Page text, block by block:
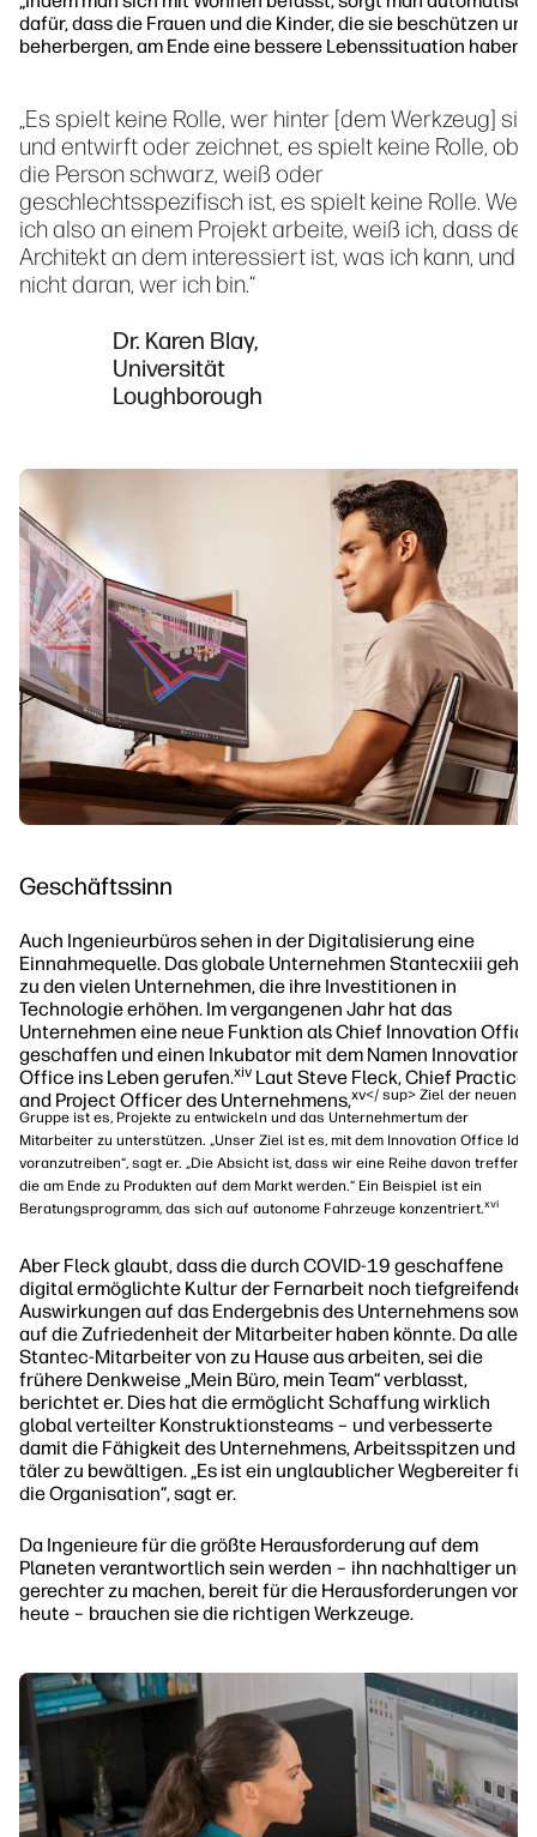
dafür, dass die Frauen und die Kinder, die sie beschützen und
beherbergen, am Ende eine bessere Lebenssituation haben.“
„Es spielt keine Rolle, wer hinter [dem Werkzeug]
und entwirft oder zeichnet, es spielt keine Rolle, ob
die Person schwarz, weiß oder
geschlechtsspezifisch ist, es spielt keine Rolle.
ich also an einem Projekt arbeite, weiß ich, dass der
Architekt an dem interessiert ist, was ich kann, und
nicht daran, wer ich bin.“
Dr. Karen Blay,
Universität
Loughborough
Geschäftssinn
Auch Ingenieurbüros sehen in der Digitalisierung eine
Einnahmequelle. Das globale Unternehmen Stantecxiii
zu den vielen Unternehmen, die ihre Investitionen in
Technologie erhöhen. Im vergangenen Jahr hat das
Unternehmen eine neue Funktion als Chief Innovation
geschaffen und einen Inkubator mit dem Namen Innovation
Office ins Leben gerufen.xiv Laut Steve Fleck, Chief Practice
and Project Officer des Unternehmens,xv</ sup> Ziel der neuen
Gruppe ist es, Projekte zu entwickeln und das Unternehmertum der
Mitarbeiter zu unterstützen. „Unser Ziel ist es, mit dem Innovation Office
voranzutreiben“, sagt er. „Die Absicht ist, dass wir eine Reihe davon treffen,
die am Ende zu Produkten auf dem Markt werden.“ Ein Beispiel ist ein
Beratungsprogramm, das sich auf autonome Fahrzeuge konzentriert.xvi
Aber Fleck glaubt, dass die durch COVID-19 geschaffene
digital ermöglichte Kultur der Fernarbeit noch
Auswirkungen auf das Endergebnis des Unternehmens sowie
auf die Zufriedenheit der Mitarbeiter haben könnte. Da alle
Stantec-Mitarbeiter von zu Hause aus arbeiten, sei die
frühere Denkweise „Mein Büro, mein Team“ verblasst,
berichtet er. Dies hat die ermöglicht Schaffung wirklich
global verteilter Konstruktionsteams – und verbesserte
damit die Fähigkeit des Unternehmens, Arbeitsspitzen und -
täler zu bewältigen. „Es ist ein unglaublicher Wegbereiter für
die Organisation“, sagt er.
Da Ingenieure für die größte Herausforderung auf dem
Planeten verantwortlich sein werden – ihn nachhaltiger und
gerechter zu machen, bereit für die Herausforderungen von
heute – brauchen sie die richtigen Werkzeuge.